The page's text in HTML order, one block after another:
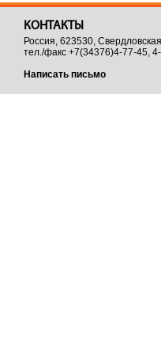
КОНТАКТЫ
Россия, 623530,
тел./факс +7(34376)4-77-45,
Написать письмо